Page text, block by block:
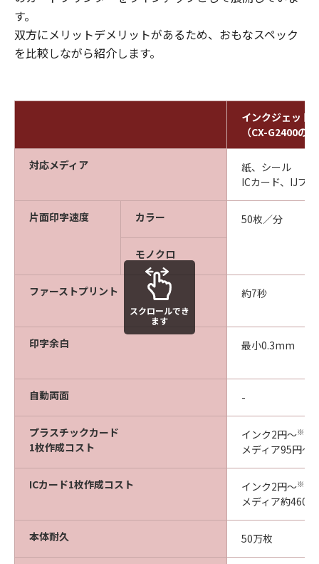
す。
双方にメリットデメリットがあるため、おもなスペック
を比較しながら紹介します。
インクジェット
（CX-G2400の
対応メディア
紙、シール
ICカード、IJプ
片面印字速度 カラー 50枚／分
モノクロ
ファーストプリント 約7秒
印字余白 最小0.3mm
自動両面 -
プラスチックカード
1枚作成コスト
インク2円～※2
メディア95円～
ICカード1枚作成コスト インク2円～※2
メディア約460
本体耐久 50万枚
スクロールでき
ます